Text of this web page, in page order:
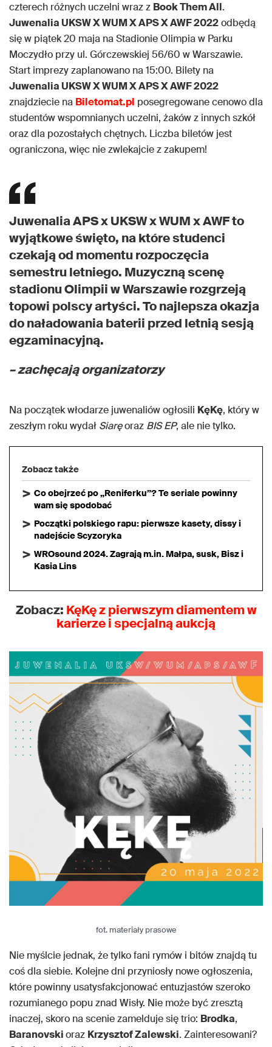
czterech różnych uczelni wraz z Book Them All.
Juwenalia UKSW X WUM X APS X AWF 2022odbędą
się w piątek 20 maja na Stadionie Olimpia w Parku
Moczydło przy ul. Górczewskiej 56/60 w Warszawie.
Start imprezy zaplanowano na 15:00. Bilety na
Juwenalia UKSW X WUM X APS X AWF 2022
znajdziecie na Biletomat.pl posegregowane cenowo dla
studentów wspomnianych uczelni, żaków z innych szkół
oraz dla pozostałych chętnych. Liczba biletów jest
ograniczona, więc nie zwlekajcie z zakupem!
Juwenalia APS x UKSW x WUM x AWF to
wyjątkowe święto, na które studenci
czekają od momentu rozpoczęcia
semestru letniego. Muzyczną scenę
stadionu Olimpii w Warszawie rozgrzeją
topowi polscy artyści. To najlepsza okazja
do naładowania baterii przed letnią sesją
egzaminacyjną.
– zachęcają organizatorzy
Na początek włodarze juwenaliów ogłosili KęKę, który w
zeszłym roku wydał Siaręoraz BIS EP, ale nie tylko.
Zobacz także
Co obejrzeć po „Reniferku”? Te seriale powinny
wam się spodobać
Początki polskiego rapu: pierwsze kasety, dissy i
nadejście Scyzoryka
WROsound 2024. Zagrają m.in. Małpa, susk, Bisz i
Kasia Lins
Zobacz: KęKę z pierwszym diamentem w
karierze i specjalną aukcją
fot. materiały prasowe
Nie myślcie jednak, że tylko fani rymów i bitów znajdą tu
coś dla siebie. Kolejne dni przyniosły nowe ogłoszenia,
które powinny usatysfakcjonować entuzjastów szeroko
rozumianego popu znad Wisły. Nie może być zresztą
inaczej, skoro na scenie zamelduje się trio: Brodka,
Baranovskioraz Krzysztof Zalewski. Zainteresowani?